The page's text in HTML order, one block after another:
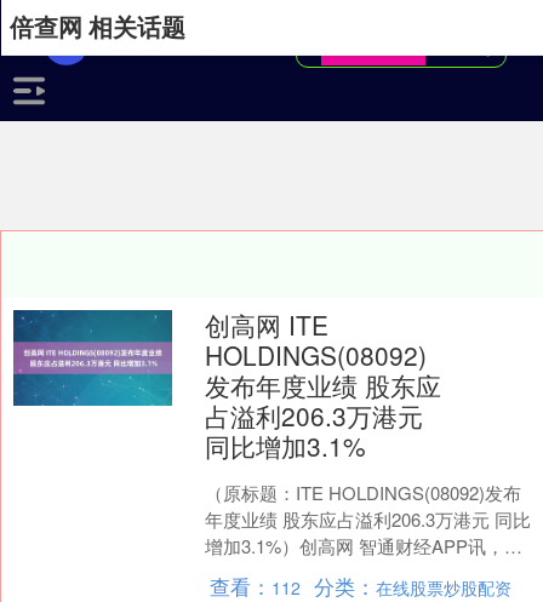
倍查网 相关话题
创高网 ITE
HOLDINGS(08092)
发布年度业绩 股东应
占溢利206.3万港元
同比增加3.1%
（原标题：ITE HOLDINGS(08092)发布
年度业绩 股东应占溢利206.3万港元 同比
增加3.1%）创高网 智通财经APP讯，
ITE HOLDINGS....
查看： 112 分类：在线股票炒股配资